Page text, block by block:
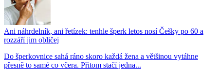
Ani náhrdelník, ani řetízek: tenhle šperk letos nosí Češky po 60 a
rozzáří jim obličej
Do šperkovnice sahá ráno skoro každá žena a většinou vytáhne
přesně to samé co včera. Přitom stačí jedna...